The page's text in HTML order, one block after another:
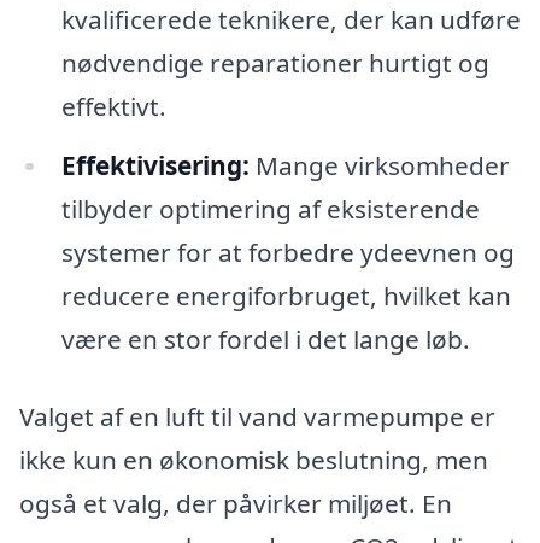
kvalificerede teknikere, der kan udføre
nødvendige reparationer hurtigt og
effektivt.
Effektivisering: Mange virksomheder
tilbyder optimering af eksisterende
systemer for at forbedre ydeevnen og
reducere energiforbruget, hvilket kan
være en stor fordel i det lange løb.
Valget af en luft til vand varmepumpe er
ikke kun en økonomisk beslutning, men
også et valg, der påvirker miljøet. En